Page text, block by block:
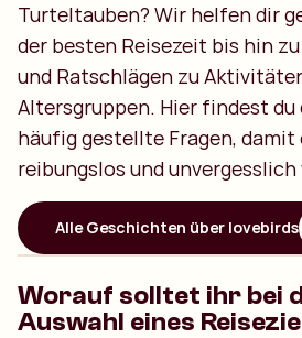
Turteltauben? Wir helfen dir
der besten Reisezeit bis hin
und Ratschlägen zu
Altersgruppen. Hier findest
häufig gestellte Fragen, damit
reibungslos und unvergesslich
Alle Geschichten über lovebirds
Worauf solltet ihr bei
Auswahl eines